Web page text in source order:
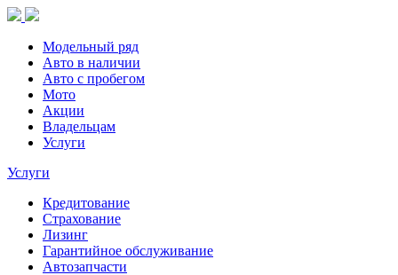
Модельный ряд
Авто в наличии
Авто с пробегом
Мото
Акции
Владельцам
Услуги
Услуги
Кредитование
Страхование
Лизинг
Гарантийное обслуживание
Автозапчасти